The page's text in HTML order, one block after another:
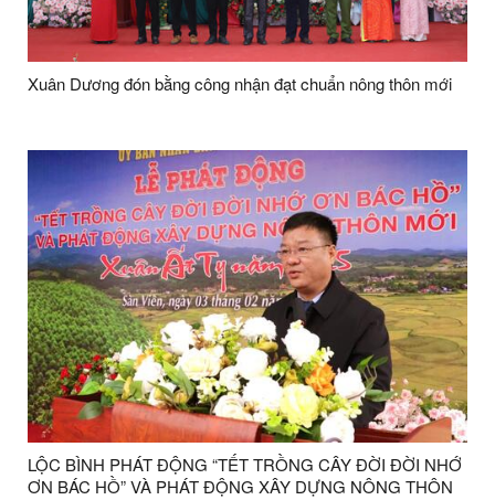
Xuân Dương đón bằng công nhận đạt chuẩn nông thôn mới
LỘC BÌNH PHÁT ĐỘNG “TẾT TRỒNG CÂY ĐỜI ĐỜI NHỚ
ƠN BÁC HỒ” VÀ PHÁT ĐỘNG XÂY DỰNG NÔNG THÔN